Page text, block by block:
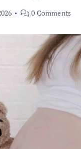
0 Comments